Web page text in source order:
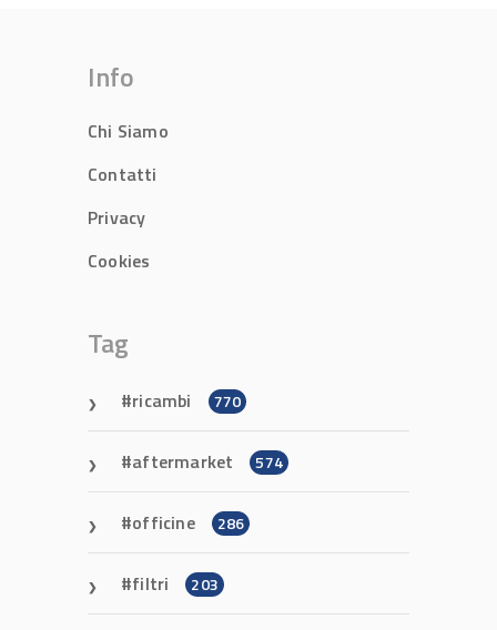
Info
Chi Siamo
Contatti
Privacy
Cookies
Tag
ricambi 770
aftermarket 574
officine 286
filtri 203